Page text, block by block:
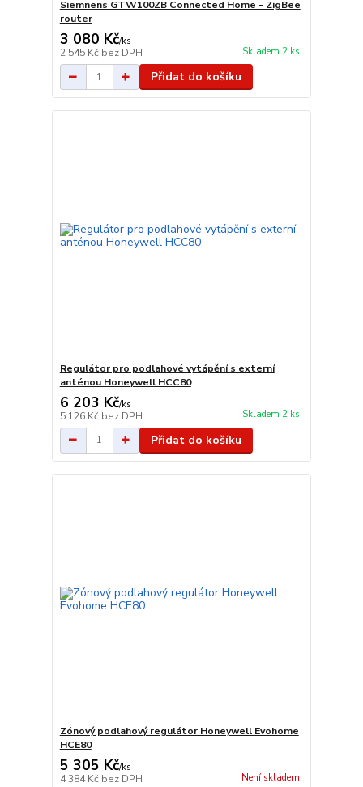
Siemnens GTW100ZB Connected Home - ZigBee
router
3 080 Kč/ks
2 545 Kč bez DPH Skladem 2 ks
Přidat do košíku
Regulátor pro podlahové vytápění s externí
anténou Honeywell HCC80
6 203 Kč/ks
5 126 Kč bez DPH Skladem 2 ks
Přidat do košíku
Zónový podlahový regulátor Honeywell Evohome
HCE80
5 305 Kč/ks
4 384 Kč bez DPH Není skladem